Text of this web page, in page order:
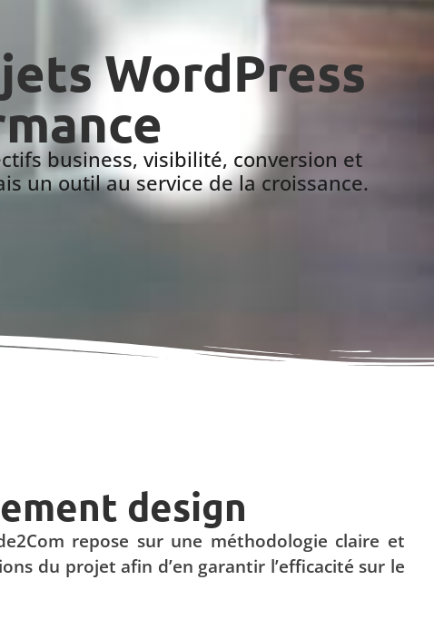
WordPress
business, visibilité, conversion et
un outil au service de la croissance.
design
repose sur une méthodologie claire et
du projet afin d’en garantir l’efficacité sur le